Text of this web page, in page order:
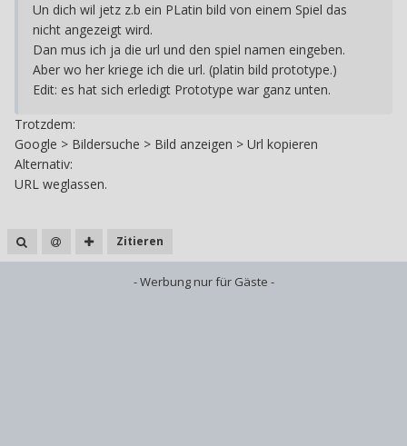
Un dich wil jetz z.b ein PLatin bild von einem Spiel das
nicht angezeigt wird.
Dan mus ich ja die url und den spiel namen eingeben.
Aber wo her kriege ich die url. (platin bild prototype.)
Edit: es hat sich erledigt Prototype war ganz unten.
Trotzdem:
Google > Bildersuche > Bild anzeigen > Url kopieren
Alternativ:
URL weglassen.
Zitieren
- Werbung nur für Gäste -